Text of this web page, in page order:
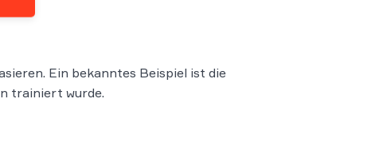
Ein bekanntes Beispiel ist die
trainiert wurde.